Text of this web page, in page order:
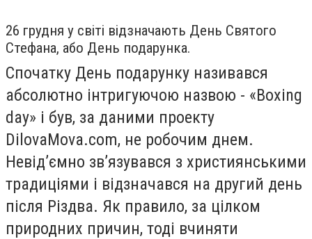
26 грудня у світі відзначають День Святого
Стефана, або День подарунка.
Спочатку День подарунку називався
абсолютно інтригуючою назвою - «Boxing
day» і був, за даними проекту
DilovaMova.com, не робочим днем.
Невід’ємно зв’язувався з християнськими
традиціями і відзначався на другий день
після Різдва. Як правило, за цілком
природних причин, тоді вчиняти